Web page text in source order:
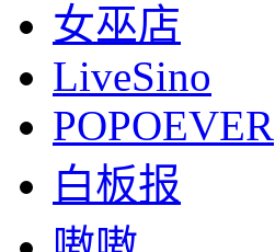
女巫店
LiveSino
POPOEVER
白板报